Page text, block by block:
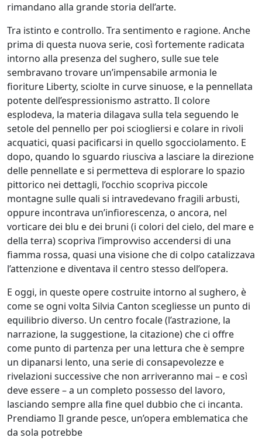
Ado
Furlanetto
Ugo
Gangheri
Matteo
Germano
Graziano
Giovanatto
Laura
Grusovin
Paolo
Gubinelli
Lucia
Guidorizzi
Giovanni
Iovacchini
rimandano alla grande storia dell’arte.
Tra istinto e controllo. Tra sentimento e ragione. Anche
prima di questa nuova serie, così fortemente radicata
intorno alla presenza del sughero, sulle sue tele
sembravano trovare un’impensabile armonia le
fioriture Liberty, sciolte in curve sinuose, e la pennellata
potente dell’espressionismo astratto. Il colore
esplodeva, la materia dilagava sulla tela seguendo le
setole del pennello per poi sciogliersi e colare in rivoli
acquatici, quasi pacificarsi in quello sgocciolamento. E
dopo, quando lo sguardo riusciva a lasciare la direzione
delle pennellate e si permetteva di esplorare lo spazio
pittorico nei dettagli, l’occhio scopriva piccole
montagne sulle quali si intravedevano fragili arbusti,
oppure incontrava un’infiorescenza, o ancora, nel
vorticare dei blu e dei bruni (i colori del cielo, del mare e
della terra) scopriva l’improvviso accendersi di una
fiamma rossa, quasi una visione che di colpo catalizzava
l’attenzione e diventava il centro stesso dell’opera.
E oggi, in queste opere costruite intorno al sughero, è
come se ogni volta Silvia Canton scegliesse un punto di
equilibrio diverso. Un centro focale (l’astrazione, la
narrazione, la suggestione, la citazione) che ci offre
come punto di partenza per una lettura che è sempre
un dipanarsi lento, una serie di consapevolezze e
rivelazioni successive che non arriveranno mai – e così
deve essere – a un completo possesso del lavoro,
lasciando sempre alla fine quel dubbio che ci incanta.
Prendiamo Il grande pesce, un’opera emblematica che
da sola potrebbe